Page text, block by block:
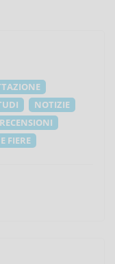
NOTIZIE
RECENSIONI
FIERE